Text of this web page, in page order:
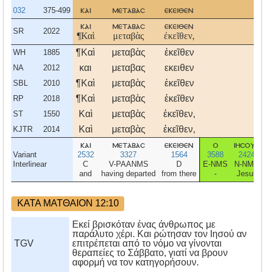
032 375-499 και μεταβασ εκειθεν
SR 2022
και
¶Καὶ
μεταβασ
μεταβὰς
εκειθεν
ἐκεῖθεν,
WH 1885 ¶Καὶ μεταβὰς ἐκεῖθεν
NA 2012 και μεταβας εκειθεν
SBL 2010 ¶Καὶ μεταβὰς ἐκεῖθεν
RP 2018 ¶Καὶ μεταβὰς ἐκεῖθεν
ST 1550 Καὶ μεταβὰς ἐκεῖθεν,
KJTR 2014 Καὶ μεταβὰς ἐκεῖθεν,
Variant
Interlinear
και
2532
C
and
μεταβασ
3327
V-PAANMS
having departed
εκειθεν
1564
D
from there
ο
3588
E-NMS
-
ιησουσ
2424
N-NMS
Jesus
ΚΑΤΑ ΜΑΤΘΑΙΟΝ 12:10
TGV
Εκεί βρισκόταν ένας άνθρωπος με
παράλυτο χέρι. Και ρώτησαν τον Ιησού αν
επιτρέπεται από το νόμο να γίνονται
θεραπείες το Σάββατο, γιατί να βρουν
αφορμή να τον κατηγορήσουν.